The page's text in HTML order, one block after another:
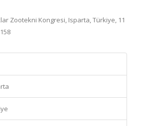
Zootekni Kongresi, Isparta, Türkiye, 11